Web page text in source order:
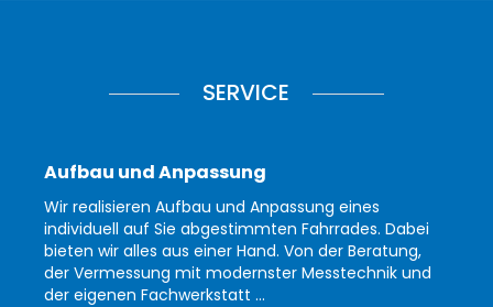
SERVICE
Aufbau und Anpassung
Wir realisieren Aufbau und Anpassung eines
individuell auf Sie abgestimmten Fahrrades. Dabei
bieten wir alles aus einer Hand. Von der Beratung,
der Vermessung mit modernster Messtechnik und
der eigenen Fachwerkstatt ...